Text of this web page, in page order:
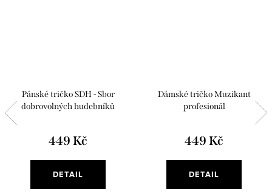
Pánské tričko SDH - Sbor
dobrovolných hudebníků
449 Kč
DETAIL
Dámské tričko Muzikant
profesionál
449 Kč
DETAIL